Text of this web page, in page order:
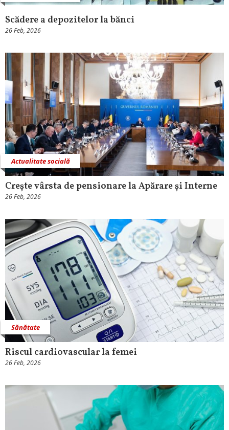
Scădere a depozitelor la bănci
26 Feb, 2026
Actualitate socială
Crește vârsta de pensionare la Apărare și Interne
26 Feb, 2026
Sănătate
Riscul cardiovascular la femei
26 Feb, 2026